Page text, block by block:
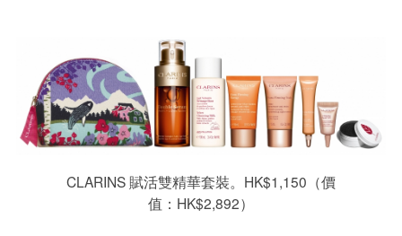
CLARINS 賦活雙精華套裝。HK$1,150（價
值：HK$2,892）